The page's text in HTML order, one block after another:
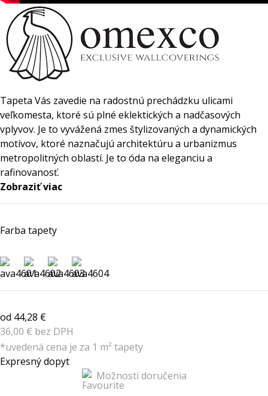
Tapeta Vás zavedie na radostnú prechádzku ulicami
veľkomesta, ktoré sú plné eklektických a nadčasových
vplyvov. Je to vyvážená zmes štylizovaných a dynamických
motívov, ktoré naznačujú architektúru a urbanizmus
metropolitných oblastí. Je to óda na eleganciu a
rafinovanosť.
Zobraziť viac
Farba tapety
od 44,28 €
36,00 € bez DPH
*uvedená cena je za 1 m² tapety
Expresný dopyt
Možnosti doručenia